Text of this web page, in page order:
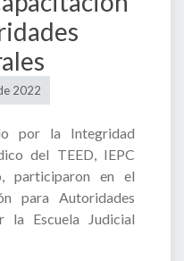
2022
por la Integridad
del TEED, IEPC
participaron en el
para Autoridades
la Escuela Judicial